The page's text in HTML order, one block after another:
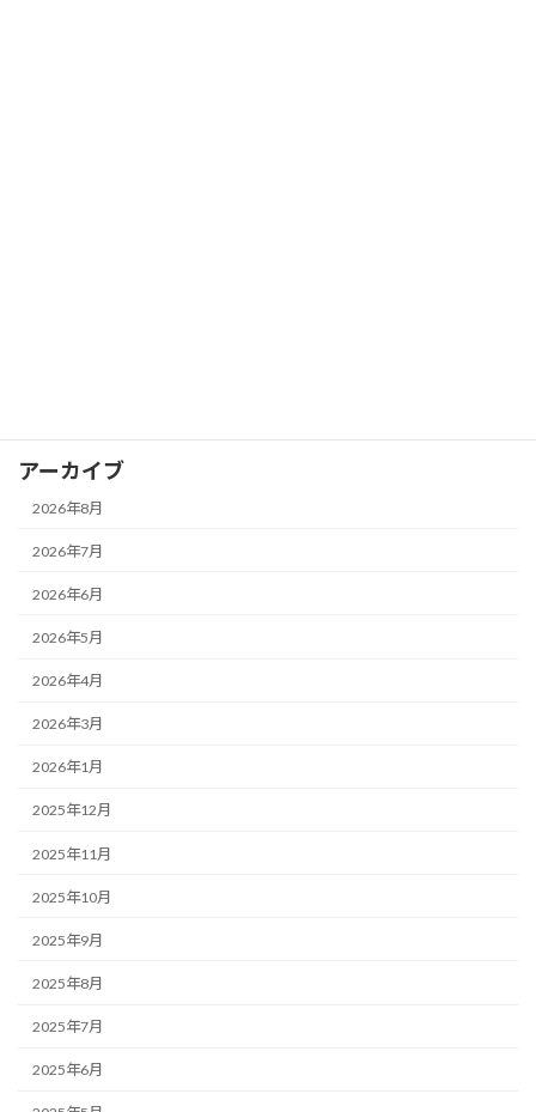
アーカイブ
2026年8月
2026年7月
2026年6月
2026年5月
2026年4月
2026年3月
2026年1月
2025年12月
2025年11月
2025年10月
2025年9月
2025年8月
2025年7月
2025年6月